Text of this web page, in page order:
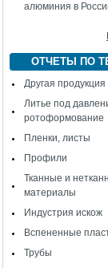
алюминия в
ОТЧЕТЫ ПО
Другая продукция
Литье под
ротоформование
Пленки, листы
Профили
Тканные и
материалы
Индустрия искож
Вспененные
Трубы